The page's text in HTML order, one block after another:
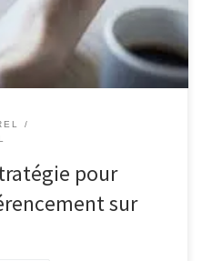
pour
sur